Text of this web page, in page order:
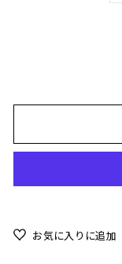
お気に入りに追加